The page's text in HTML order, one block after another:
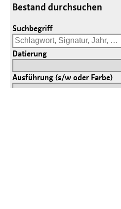
Bestand durchsuchen
Suchbegriff
Datierung
Ausführung (s/w oder Farbe)